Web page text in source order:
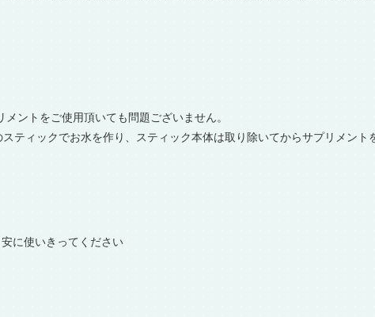
ントをご使用頂いても問題ございません。
ティックでお水を作り、スティック本体は取り除いてからサプリメント
に使いきってください